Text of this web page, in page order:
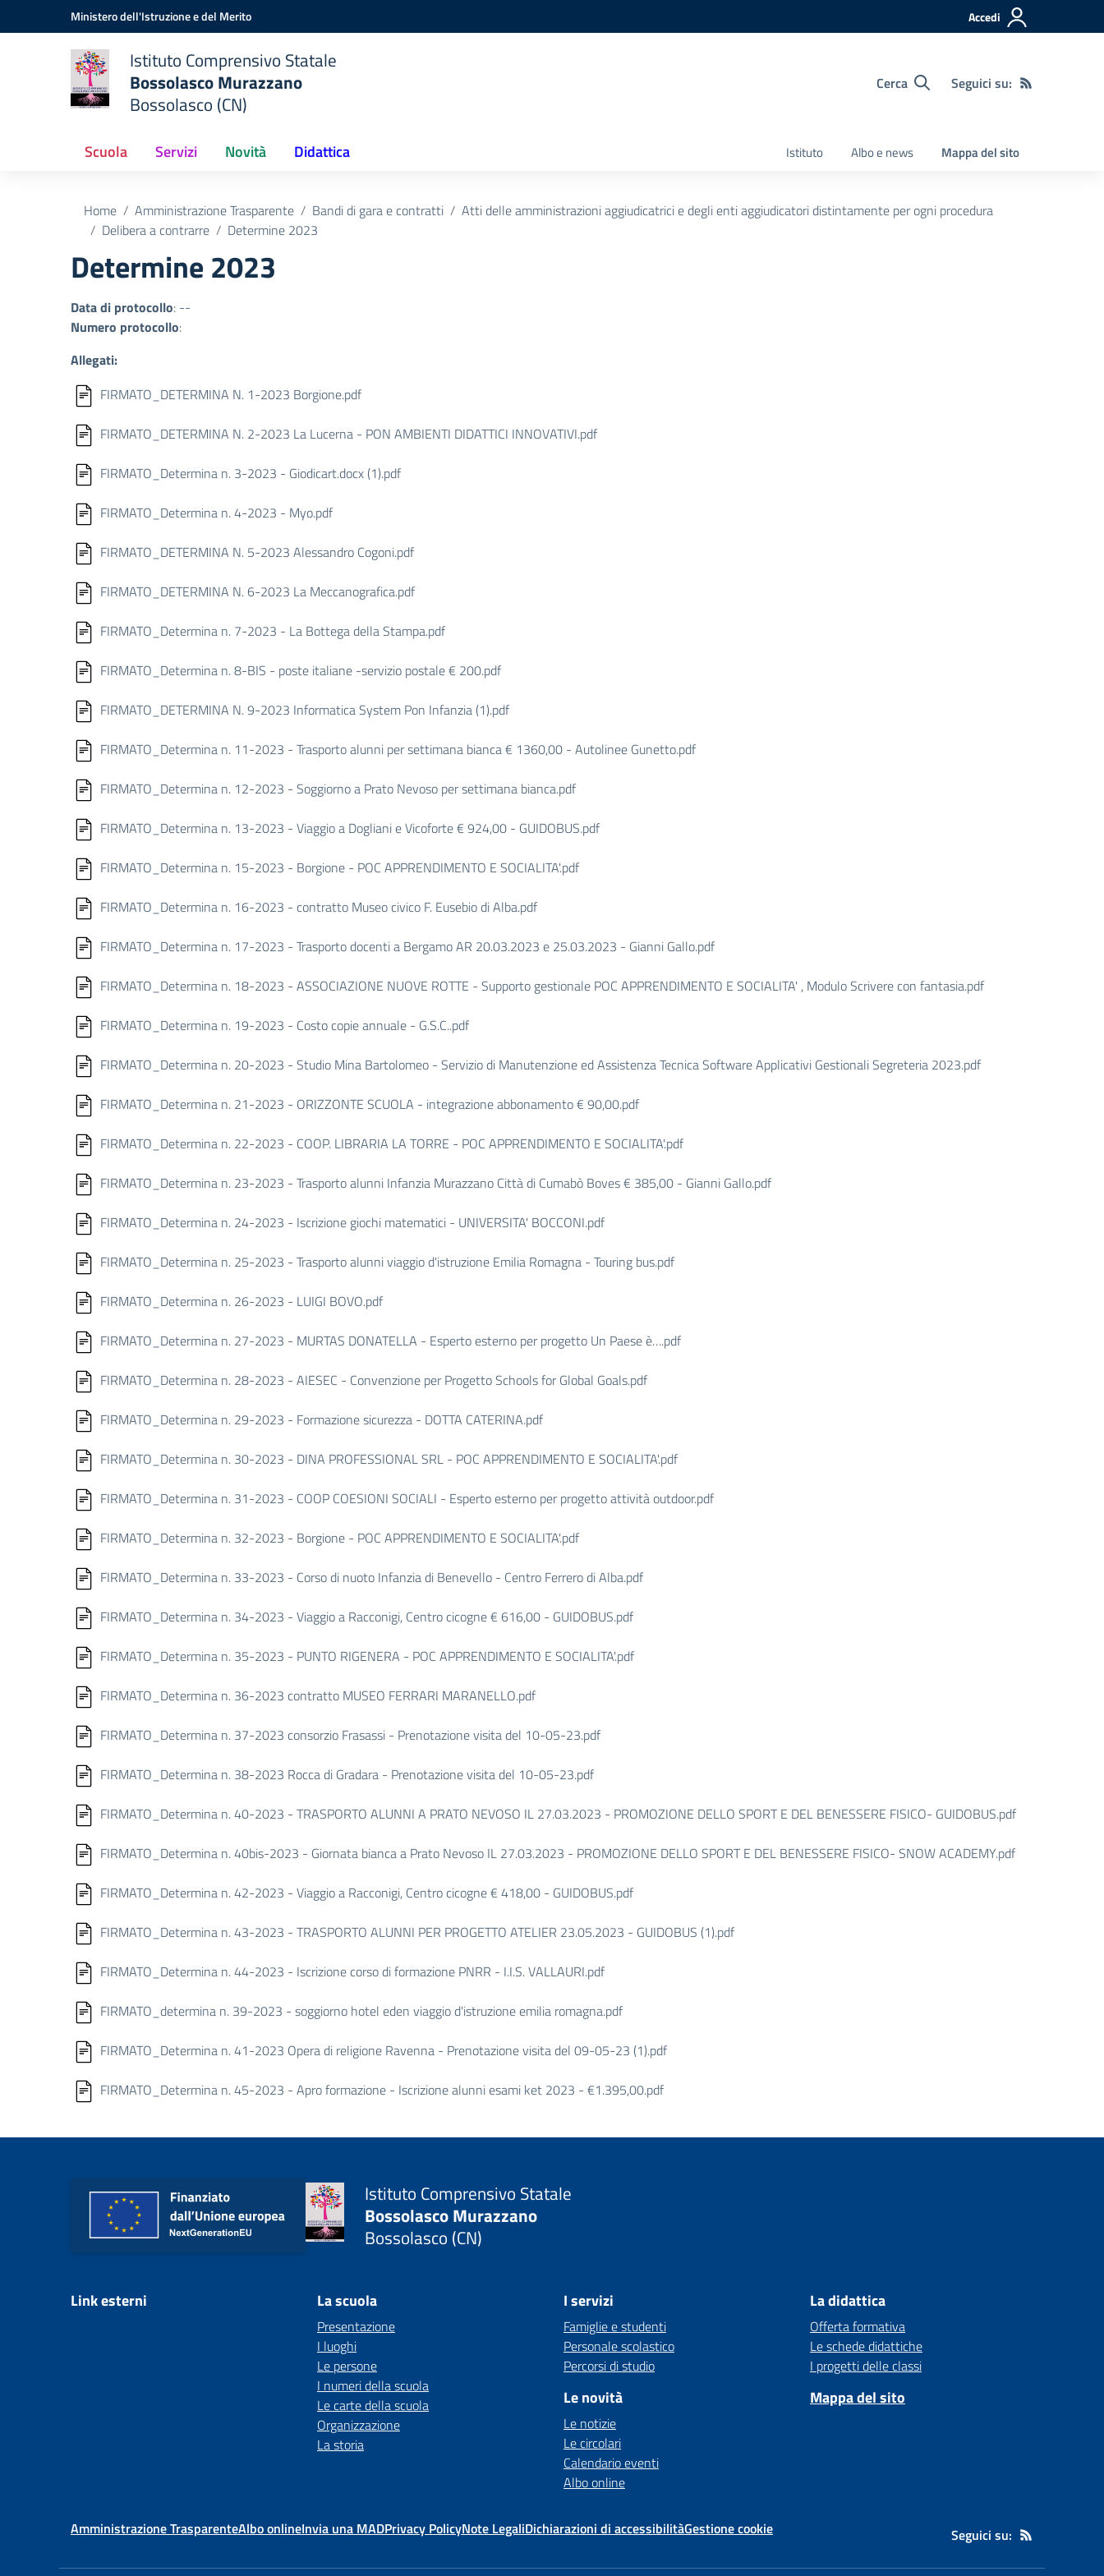
Vai ai contenuti
Vai al menu di navigazioneMinistero dell'Istruzione e del Merito Accedi
Istituto Comprensivo Statale
Bossolasco Murazzano
Bossolasco (CN)
Cerca Seguici su:
Scuola Servizi Novità Didattica Istituto Albo e news Mappa del sito
Home Amministrazione Trasparente Bandi di gara e contratti
Atti delle amministrazioni aggiudicatrici e degli enti aggiudicatori distintamente per ogni procedura
Delibera a contrarre
Determine 2023
Determine 2023
Data di protocollo: --
Numero protocollo:
Allegati:
FIRMATO_DETERMINA N. 1-2023 Borgione.pdf
FIRMATO_DETERMINA N. 2-2023 La Lucerna - PON AMBIENTI DIDATTICI INNOVATIVI.pdf
FIRMATO_Determina n. 3-2023 - Giodicart.docx (1).pdf
FIRMATO_Determina n. 4-2023 - Myo.pdf
FIRMATO_DETERMINA N. 5-2023 Alessandro Cogoni.pdf
FIRMATO_DETERMINA N. 6-2023 La Meccanografica.pdf
FIRMATO_Determina n. 7-2023 - La Bottega della Stampa.pdf
FIRMATO_Determina n. 8-BIS - poste italiane -servizio postale € 200.pdf
FIRMATO_DETERMINA N. 9-2023 Informatica System Pon Infanzia (1).pdf
FIRMATO_Determina n. 11-2023 - Trasporto alunni per settimana bianca € 1360,00 - Autolinee Gunetto.pdf
FIRMATO_Determina n. 12-2023 - Soggiorno a Prato Nevoso per settimana bianca.pdf
FIRMATO_Determina n. 13-2023 - Viaggio a Dogliani e Vicoforte € 924,00 - GUIDOBUS.pdf
FIRMATO_Determina n. 15-2023 - Borgione - POC APPRENDIMENTO E SOCIALITA'.pdf
FIRMATO_Determina n. 16-2023 - contratto Museo civico F. Eusebio di Alba.pdf
FIRMATO_Determina n. 17-2023 - Trasporto docenti a Bergamo AR 20.03.2023 e 25.03.2023 - Gianni Gallo.pdf
FIRMATO_Determina n. 18-2023 - ASSOCIAZIONE NUOVE ROTTE - Supporto gestionale POC APPRENDIMENTO E SOCIALITA' , Modulo Scrivere con fantasia.pdf
FIRMATO_Determina n. 19-2023 - Costo copie annuale - G.S.C..pdf
FIRMATO_Determina n. 20-2023 - Studio Mina Bartolomeo - Servizio di Manutenzione ed Assistenza Tecnica Software Applicativi Gestionali Segreteria 2023.pdf
FIRMATO_Determina n. 21-2023 - ORIZZONTE SCUOLA - integrazione abbonamento € 90,00.pdf
FIRMATO_Determina n. 22-2023 - COOP. LIBRARIA LA TORRE - POC APPRENDIMENTO E SOCIALITA'.pdf
FIRMATO_Determina n. 23-2023 - Trasporto alunni Infanzia Murazzano Città di Cumabò Boves € 385,00 - Gianni Gallo.pdf
FIRMATO_Determina n. 24-2023 - Iscrizione giochi matematici - UNIVERSITA' BOCCONI.pdf
FIRMATO_Determina n. 25-2023 - Trasporto alunni viaggio d'istruzione Emilia Romagna - Touring bus.pdf
FIRMATO_Determina n. 26-2023 - LUIGI BOVO.pdf
FIRMATO_Determina n. 27-2023 - MURTAS DONATELLA - Esperto esterno per progetto Un Paese è….pdf
FIRMATO_Determina n. 28-2023 - AIESEC - Convenzione per Progetto Schools for Global Goals.pdf
FIRMATO_Determina n. 29-2023 - Formazione sicurezza - DOTTA CATERINA.pdf
FIRMATO_Determina n. 30-2023 - DINA PROFESSIONAL SRL - POC APPRENDIMENTO E SOCIALITA'.pdf
FIRMATO_Determina n. 31-2023 - COOP COESIONI SOCIALI - Esperto esterno per progetto attività outdoor.pdf
FIRMATO_Determina n. 32-2023 - Borgione - POC APPRENDIMENTO E SOCIALITA'.pdf
FIRMATO_Determina n. 33-2023 - Corso di nuoto Infanzia di Benevello - Centro Ferrero di Alba.pdf
FIRMATO_Determina n. 34-2023 - Viaggio a Racconigi, Centro cicogne € 616,00 - GUIDOBUS.pdf
FIRMATO_Determina n. 35-2023 - PUNTO RIGENERA - POC APPRENDIMENTO E SOCIALITA'.pdf
FIRMATO_Determina n. 36-2023 contratto MUSEO FERRARI MARANELLO.pdf
FIRMATO_Determina n. 37-2023 consorzio Frasassi - Prenotazione visita del 10-05-23.pdf
FIRMATO_Determina n. 38-2023 Rocca di Gradara - Prenotazione visita del 10-05-23.pdf
FIRMATO_Determina n. 40-2023 - TRASPORTO ALUNNI A PRATO NEVOSO IL 27.03.2023 - PROMOZIONE DELLO SPORT E DEL BENESSERE FISICO- GUIDOBUS.pdf
FIRMATO_Determina n. 40bis-2023 - Giornata bianca a Prato Nevoso IL 27.03.2023 - PROMOZIONE DELLO SPORT E DEL BENESSERE FISICO- SNOW ACADEMY.pdf
FIRMATO_Determina n. 42-2023 - Viaggio a Racconigi, Centro cicogne € 418,00 - GUIDOBUS.pdf
FIRMATO_Determina n. 43-2023 - TRASPORTO ALUNNI PER PROGETTO ATELIER 23.05.2023 - GUIDOBUS (1).pdf
FIRMATO_Determina n. 44-2023 - Iscrizione corso di formazione PNRR - I.I.S. VALLAURI.pdf
FIRMATO_determina n. 39-2023 - soggiorno hotel eden viaggio d'istruzione emilia romagna.pdf
FIRMATO_Determina n. 41-2023 Opera di religione Ravenna - Prenotazione visita del 09-05-23 (1).pdf
FIRMATO_Determina n. 45-2023 - Apro formazione - Iscrizione alunni esami ket 2023 - €1.395,00.pdf
Istituto Comprensivo Statale
Bossolasco Murazzano
Bossolasco (CN)
Link esterni La scuola
Presentazione
I luoghi
Le persone
I numeri della scuola
Le carte della scuola
Organizzazione
La storia
I servizi
Famiglie e studenti
Personale scolastico
Percorsi di studio
Le novità
Le notizie
Le circolari
Calendario eventi
Albo online
La didattica
Offerta formativa
Le schede didattiche
I progetti delle classi
Mappa del sito
Amministrazione TrasparenteAlbo onlineInvia una MADPrivacy PolicyNote LegaliDichiarazioni di accessibilitàGestione cookie Seguici su: